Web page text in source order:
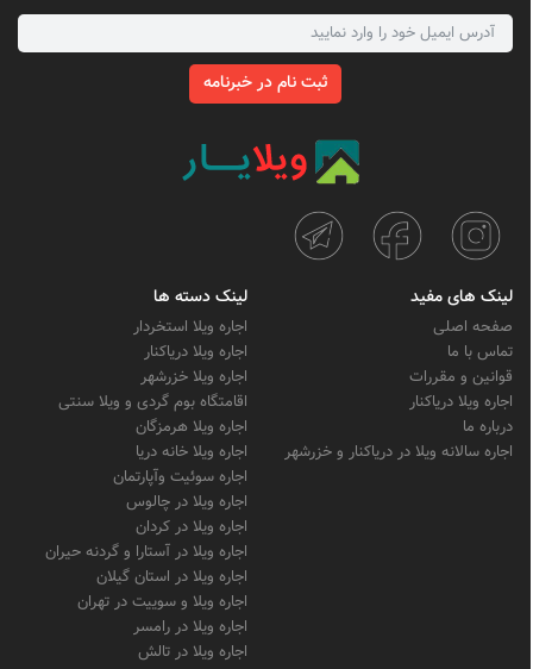
ثبت نام در خبرنامه
لینک های مفید
صفحه اصلی
تماس با ما
قوانین و مقررات
اجاره ویلا دریاکنار
درباره ما
اجاره سالانه ویلا در دریاکنار و خزرشهر
لینک دسته ها
اجاره ویلا استخردار
اجاره ویلا دریاکنار
اجاره ویلا خزرشهر
اقامتگاه بوم گردی و ویلا سنتی
اجاره ویلا هرمزگان
اجاره ویلا خانه دریا
اجاره سوئیت وآپارتمان
اجاره ویلا در چالوس
اجاره ویلا در کردان
اجاره ویلا در آستارا و گردنه حیران
اجاره ویلا در استان گیلان
اجاره ویلا و سوییت در تهران
اجاره ویلا در رامسر
اجاره ویلا در تالش